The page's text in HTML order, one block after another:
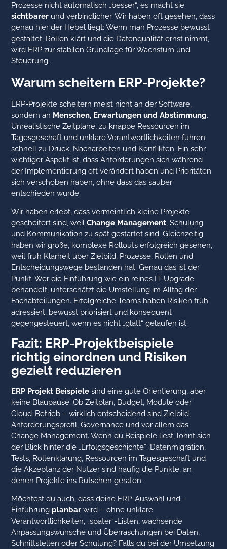
Prozesse nicht automatisch „besser“, es macht sie
sichtbarer und verbindlicher. Wir haben oft gesehen, dass
genau hier der Hebel liegt: Wenn man Prozesse bewusst
gestaltet, Rollen klärt und die Datenqualität ernst nimmt,
wird ERP zur stabilen Grundlage für Wachstum und
Steuerung.
Warum scheitern ERP-Projekte?
ERP-Projekte scheitern meist nicht an der Software,
sondern an Menschen, Erwartungen und Abstimmung.
Unrealistische Zeitpläne, zu knappe Ressourcen im
Tagesgeschäft und unklare Verantwortlichkeiten führen
schnell zu Druck, Nacharbeiten und Konflikten. Ein sehr
wichtiger Aspekt ist, dass Anforderungen sich während
der Implementierung oft verändert haben und Prioritäten
sich verschoben haben, ohne dass das sauber
entschieden wurde.
Wir haben erlebt, dass vermeintlich kleine Projekte
gescheitert sind, weilChange Management, Schulung
und Kommunikation zu spät gestartet sind. Gleichzeitig
haben wir große, komplexe Rollouts erfolgreich gesehen,
weil früh Klarheit über Zielbild, Prozesse, Rollen und
Entscheidungswege bestanden hat. Genau das ist der
Punkt: Wer die Einführung wie ein reines IT-Upgrade
behandelt, unterschätzt die Umstellung im Alltag der
Fachabteilungen. Erfolgreiche Teams haben Risiken früh
adressiert, bewusst priorisiert und konsequent
gegengesteuert, wenn es nicht „glatt“ gelaufen ist.
Fazit: ERP-Projektbeispiele
richtig einordnen und Risiken
gezielt reduzieren
ERP Projekt Beispiele sind eine gute Orientierung, aber
keine Blaupause: Ob Zeitplan, Budget, Module oder
Cloud-Betrieb – wirklich entscheidend sind Zielbild,
Anforderungsprofil, Governance und vor allem das
Change Management. Wenn du Beispiele liest, lohnt sich
der Blick hinter die „Erfolgsgeschichte“: Datenmigration,
Tests, Rollenklärung, Ressourcen im Tagesgeschäft und
die Akzeptanz der Nutzer sind häufig die Punkte, an
denen Projekte ins Rutschen geraten.
Möchtest du auch, dass deine ERP-Auswahl und -
Einführung planbar wird – ohne unklare
Verantwortlichkeiten, „später“-Listen, wachsende
Anpassungswünsche und Überraschungen bei Daten,
Schnittstellen oder Schulung? Falls du bei der Umsetzung